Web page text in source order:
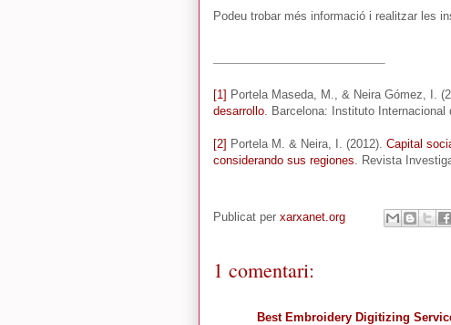
Podeu trobar més informació i realitzar les
[1] Portela Maseda, M., & Neira Gómez, I.
desarrollo . Barcelona: Instituto
[2] Portela M. & Neira, I. (2012). Capital
considerando sus regiones . Revista
Publicat per xarxanet.org
1 comentari:
Best Embroidery Digitizing